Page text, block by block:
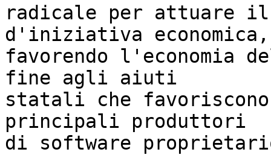
radicale per attuare
d'iniziativa economica,
favorendo l'economia
fine agli aiuti
statali che
principali produttori
di software